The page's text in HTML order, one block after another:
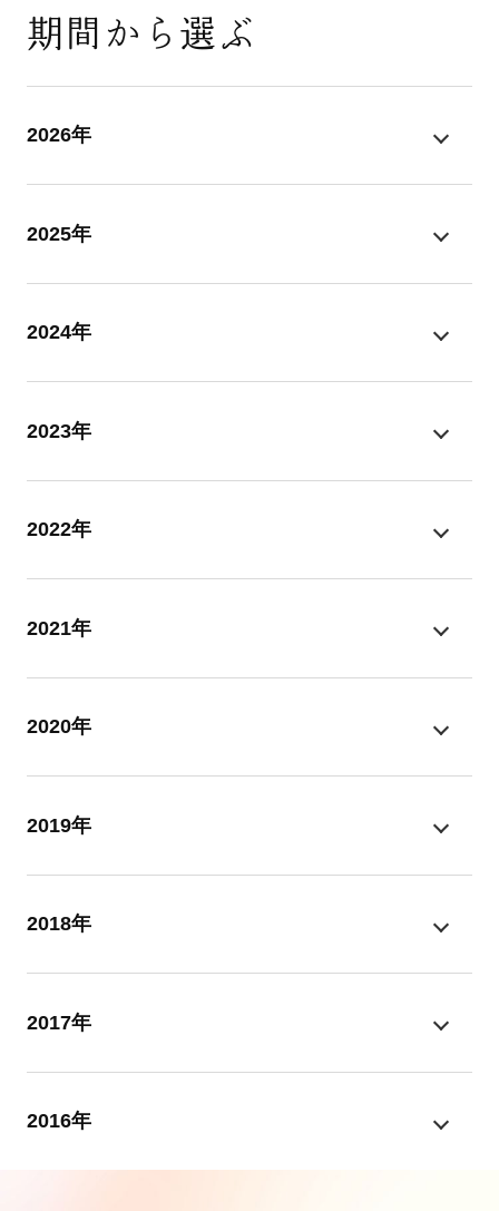
期間から選ぶ
2026年
2025年
2024年
2023年
2022年
2021年
2020年
2019年
2018年
2017年
2016年